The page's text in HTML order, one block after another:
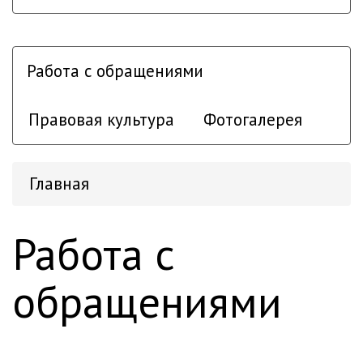
Работа с обращениями
Правовая культура Фотогалерея
Главная
Работа с
обращениями